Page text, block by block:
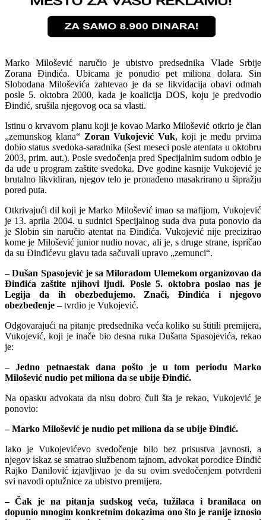
Marko Milošević naručio je ubistvo predsednika Vlade Srbije
Zorana Đinđića. Ubicama je ponudio pet miliona dolara. Sin
Slobodana Miloševića zahtevao je da se likvidacija obavi odmah
posle 5. oktobra 2000, kada je koalicija DOS, koju je predvodio
Đinđić, srušila njegovog oca sa vlasti.
Istinu o krvavom planu koji je kovao Marko Milošević otkrio je član
„zemunskog klana“ Zoran Vukojević Vuk, koji je među prvima
dobio status svedoka-saradnika (šest meseci posle atentata u oktobru
2003, prim. aut.). Posle svedočenja pred Specijalnim sudom odbio je
da uđe u program zaštite svedoka. Dve godine kasnije Vukojević je
brutalno likvidiran, njegov telo je pronađeno masakrirano u šipražju
pored puta.
Otkrivajući dil koji je Marko Milošević imao sa mafijom, Vukojević
je 13. aprila 2004. u sudnici Specijalnog suda dva puta ponovio da
je Slobin sin naručio atentat na Đinđića. Vukojević nije precizirao
kome je Milošević junior nudio novac, ali je, s druge strane, ispričao
da su Đinđićevu glavu tada sačuvali upravo „zemunci“.
– Dušan Spasojević je sa Miloradom Ulemekom organizovao da
Ðinđića zaštite njihovi ljudi. Posle 5. oktobra poslao nas je
Legija da ih obezbeđujemo. Znači, Ðinđića i njegovo
obezbeđenje – tvrdio je Vukojević.
Odgovarajući na pitanje predsednika veća koliko su štitili premijera,
Vukojević, koji je inače bio desna ruka Dušana Spasojevića, rekao
je:
– Jedno petnaestak dana pošto je u tom periodu Marko
Milošević nudio pet miliona da se ubije Ðinđić.
Na opasku advokata da nisu dobro čuli šta je rekao, Vukojević je
ponovio:
– Marko Milošević je nudio pet miliona da se ubije Ðinđić.
Iako je Vukojevićevo svedočenje bilo bez prisustva javnosti, a
njegov iskaz se smatrao službenom tajnom, advokat porodice Đinđić
Rajko Danilović izjavljivao je da su ovim svedočenjem potvrđeni
svi navodi optužnice za ubistvo premijera.
– Čak je na pitanja sudskog veća, tužilaca i branilaca on
dopunio mnogim konkretnim dokazima ono što je ranije iznosio